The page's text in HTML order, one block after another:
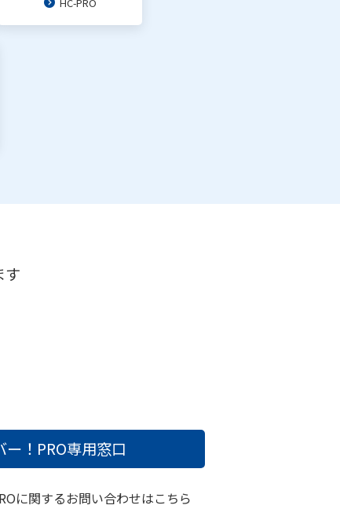
す
ー！PRO専用窓口
に関するお問い合わせはこちら